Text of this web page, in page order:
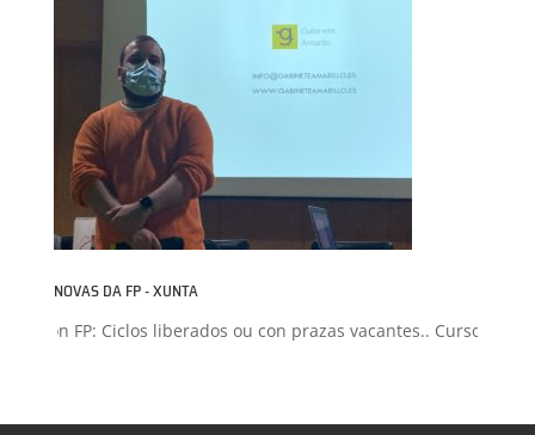
NOVAS DA FP - XUNTA
FP: Ciclos liberados ou con prazas vacantes.. Curso 2026-